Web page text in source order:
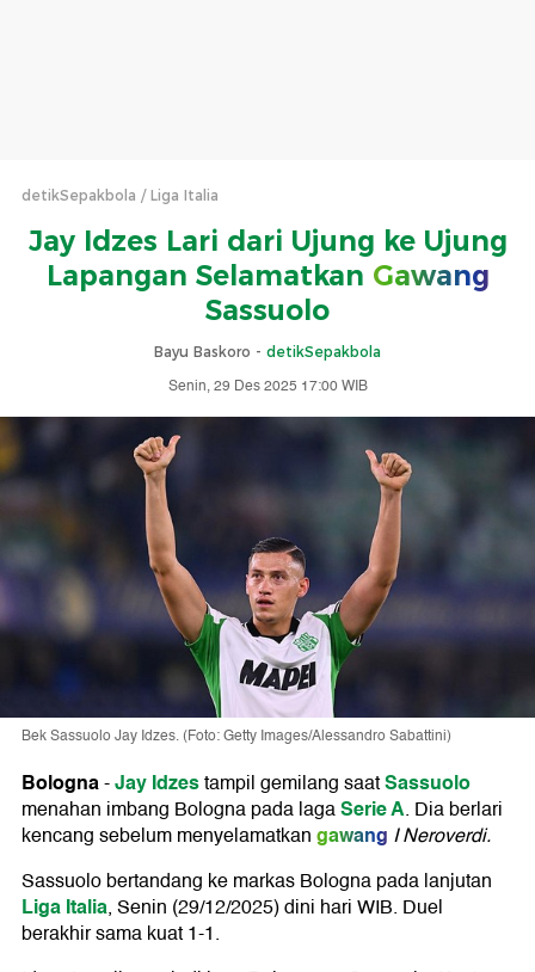
detikSepakbola Liga Italia
Jay Idzes Lari dari Ujung ke Ujung
Lapangan Selamatkan Gawang
Sassuolo
Bayu Baskoro - detikSepakbola
Senin, 29 Des 2025 17:00 WIB
Bek Sassuolo Jay Idzes. (Foto: Getty Images/Alessandro Sabattini)
Bologna-Jay Idzestampil gemilang saatSassuolo
menahan imbang Bologna pada lagaSerie A. Dia berlari
kencang sebelum menyelamatkangawang I Neroverdi.
Sassuolo bertandang ke markas Bologna pada lanjutan
Liga Italia, Senin (29/12/2025) dini hari WIB. Duel
berakhir sama kuat 1-1.